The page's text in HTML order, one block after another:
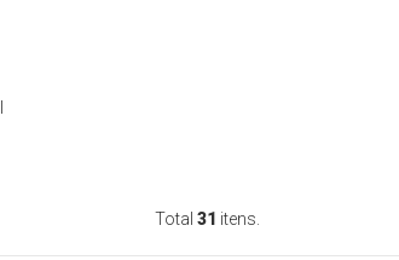
Total 31 itens.